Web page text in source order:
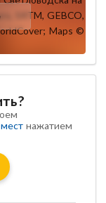
нажатием